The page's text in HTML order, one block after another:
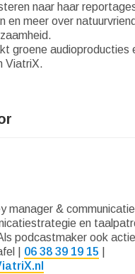
naar haar
en meer over
groene audioproducties
ViatriX.
manager &
en
podcastmaker ook
| 06 38 39 19 15